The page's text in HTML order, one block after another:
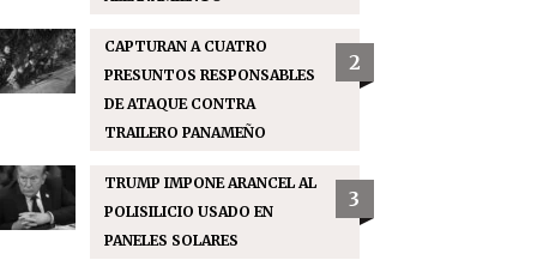
CAPTURAN A CUATRO
PRESUNTOS RESPONSABLES
DE ATAQUE CONTRA
TRAILERO PANAMEÑO
2
TRUMP IMPONE ARANCEL AL
POLISILICIO USADO EN
PANELES SOLARES
3